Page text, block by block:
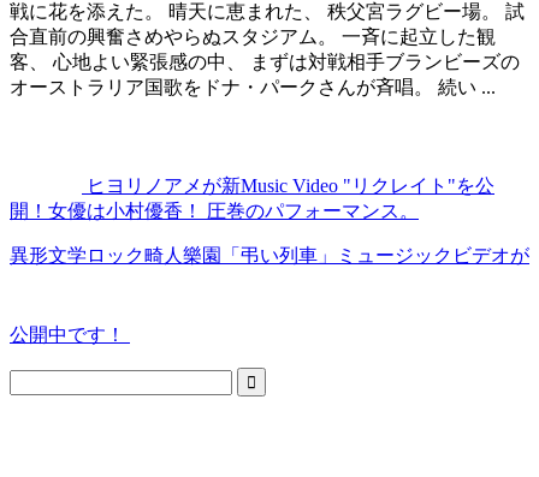
戦に花を添えた。 晴天に恵まれた、 秩父宮ラグビー場。 試
合直前の興奮さめやらぬスタジアム。 一斉に起立した観
客、 心地よい緊張感の中、 まずは対戦相手ブランビーズの
オーストラリア国歌をドナ・パークさんが斉唱。 続い ...
ヒヨリノアメが新Music Video "リクレイト"を公
開！女優は小村優香！ 圧巻のパフォーマンス。
異形文学ロック畸人樂園「弔い列車」ミュージックビデオが
公開中です！